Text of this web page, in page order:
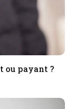
ou payant ?